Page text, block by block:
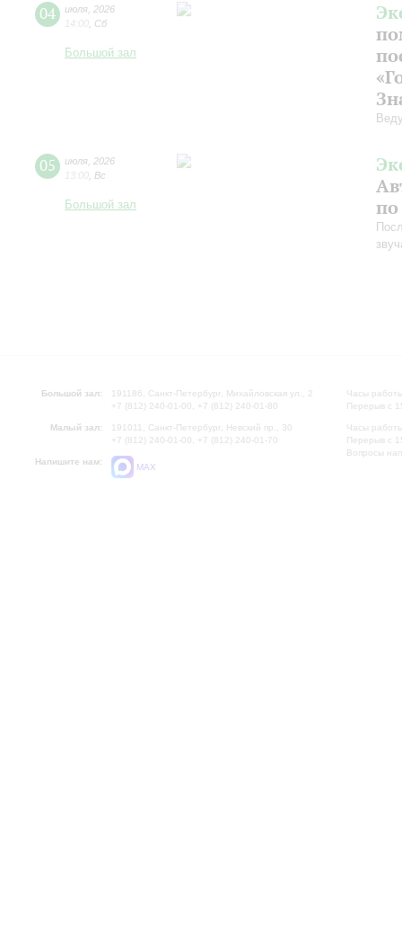
04 июля 2026
14:00 Сб
Большой зал
05 июля 2026
13:00 Вс
Большой зал
по
Большой зал:
191186, Санкт-Петербург, Михайловская ул., 2
+7 (812) 240-01-00, +7 (812) 240-01-80
Малый зал:
191011, Санкт-Петербург, Невский пр., 30
+7 (812) 240-01-00, +7 (812) 240-01-70
Напишите нам:
MAX
Часы
Перерыв с
Часы
Перерыв с
Вопросы